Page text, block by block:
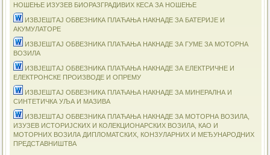
НОШЕЊЕ ИЗУЗЕВ БИОРАЗГРАДИВИХ КЕСА ЗА НОШЕЊЕ
ИЗВЈЕШТАЈ ОБВЕЗНИКА ПЛАЋАЊА НАКНАДЕ ЗА БАТЕРИЈЕ И
АКУМУЛАТОРЕ
ИЗВЈЕШТАЈ ОБВЕЗНИКА ПЛАЋАЊА НАКНАДЕ ЗА ГУМЕ ЗА МОТОРНА
ВОЗИЛА
ИЗВЈЕШТАЈ ОБВЕЗНИКА ПЛАЋАЊА НАКНАДЕ ЗА ЕЛЕКТРИЧНЕ И
ЕЛЕКТРОНСКЕ ПРОИЗВОДЕ И ОПРЕМУ
ИЗВЈЕШТАЈ ОБВЕЗНИКА ПЛАЋАЊА НАКНАДЕ ЗА МИНЕРАЛНА И
СИНТЕТИЧКА УЉА И МАЗИВА
ИЗВЈЕШТАЈ ОБВЕЗНИКА ПЛАЋАЊА НАКНАДЕ ЗА МОТОРНА ВОЗИЛА,
ИЗУЗЕВ ИСТОРИЈСКИХ И КОЛЕКЦИОНАРСКИХ ВОЗИЛА, КАО И
МОТОРНИХ ВОЗИЛА ДИПЛОМАТСКИХ, КОНЗУЛАРНИХ И МЕЂУНАРОДНИХ
ПРЕДСТАВНИШТВА